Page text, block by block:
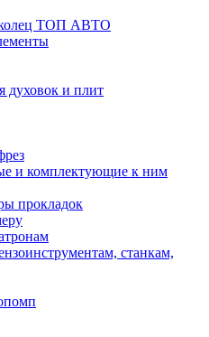
колец ТОП АВТО
духовок и плит
и комплектующие к ним
прокладок
станкам,